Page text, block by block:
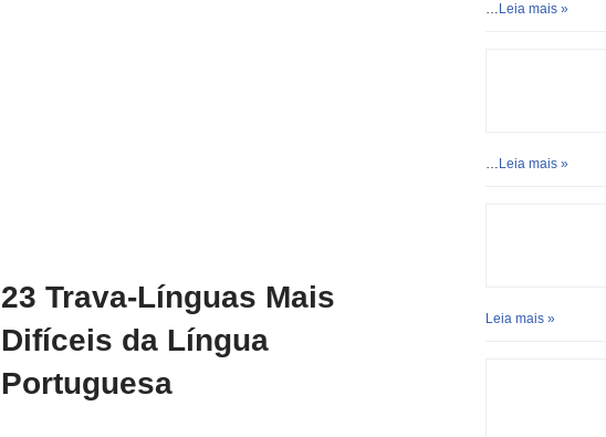
23 Trava-Línguas Mais
Difíceis da Língua
Portuguesa
… Leia mais »
… Leia mais »
Leia mais »